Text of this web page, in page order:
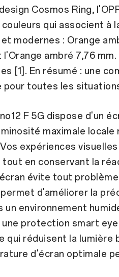
Cosmos Ring,
qui associent à
modernes : Orange
l'Orange ambré 7,76
[1]. En résumé : une
pour toutes les
F 5G dispose d'un
maximale
expériences
tout en conservant la
évite tout
permet d'améliorer la
un environnement
protection smart
qui réduisent la
d'écran optimale